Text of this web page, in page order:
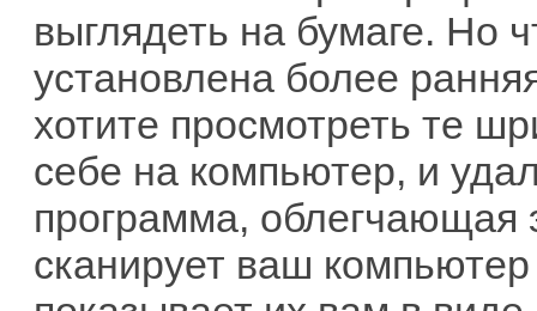
выглядеть на бумаге. Но
установлена более
хотите просмотреть те
себе на компьютер, и
программа, облегчающая
сканирует ваш